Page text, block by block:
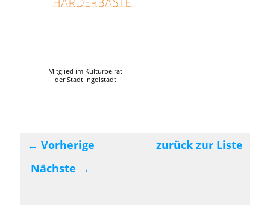
Mitglied im Kulturbeirat
der Stadt Ingolstadt
← Vorherige
zurück zur Liste
Nächste →